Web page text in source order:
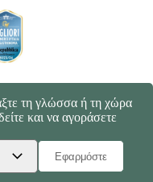
Benefit | Verona - Italy |
BIO: IT-BIO-
|Πολιτική Απορρήτου